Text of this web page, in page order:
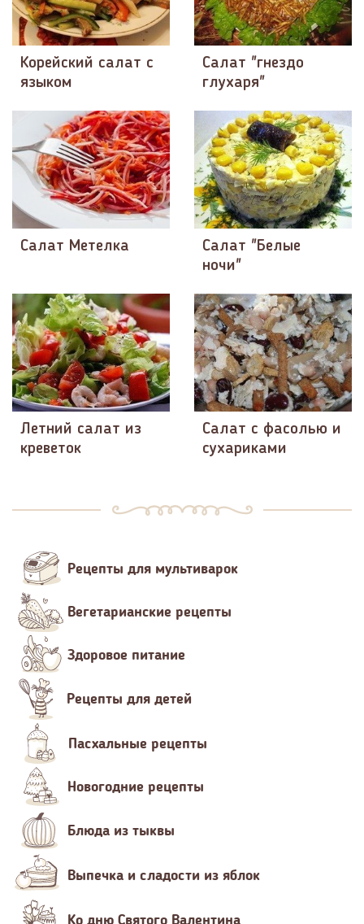
Корейский салат с
языком
Салат "гнездо
глухаря"
Салат Метелка
Салат "Белые
ночи"
Летний салат из
креветок
Салат с фасолью и
сухариками
Рецепты для мультиварок
Вегетарианские рецепты
Здоровое питание
Рецепты для детей
Пасхальные рецепты
Новогодние рецепты
Блюда из тыквы
Выпечка и сладости из яблок
Ко дню Святого Валентина